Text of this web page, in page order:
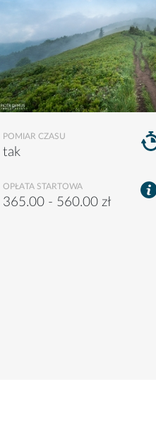
POMIAR CZASU
tak
OPŁATA STARTOWA
365.00 - 560.00 zł